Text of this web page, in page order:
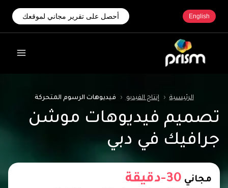
English أحصل على تقرير مجاني لموقعك
الرئيسية ‹ إنتاج الفيديو ‹ فيديوهات الرسوم المتحركة
تصميم فيديوهات موشن
جرافيك في دبي
مجاني 30-دقيقة